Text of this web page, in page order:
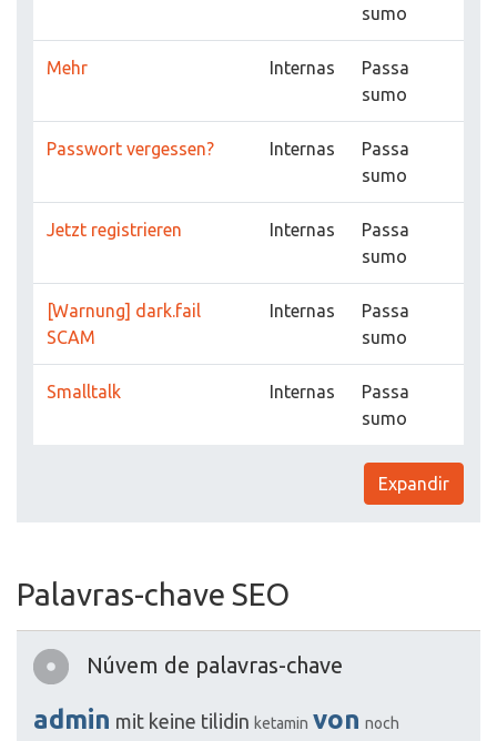
sumo
Mehr Internas
Passa
sumo
Passwort vergessen? Internas
Passa
sumo
Jetzt registrieren Internas
Passa
sumo
[Warnung] dark.fail
SCAM
Internas
Passa
sumo
Smalltalk Internas
Passa
sumo
Expandir
Palavras-chave SEO
Núvem de palavras-chave
admin mit keine tilidin ketamin von noch